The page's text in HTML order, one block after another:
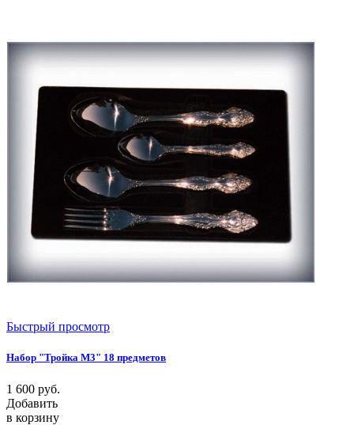
Быстрый просмотр
Набор "Тройка М3" 18 предметов
1 600 руб.
Добавить
в корзину